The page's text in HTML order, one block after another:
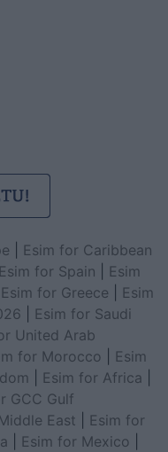
Esim for Caribbean
Esim for Spain
Esim
Esim for Greece
Esim
Esim for Saudi
United Arab
for Morocco
Esim
Esim for Africa
GCC Gulf
East
Esim for
Esim for Mexico